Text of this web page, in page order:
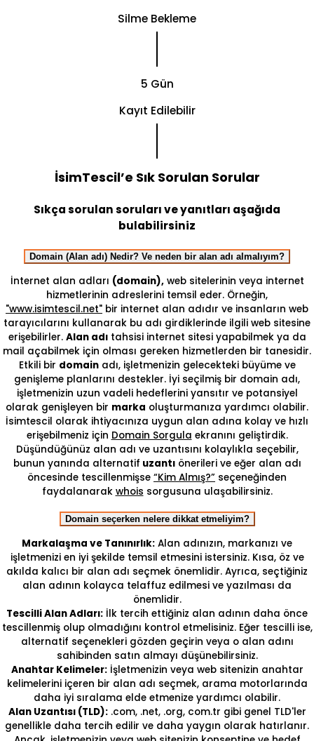
Silme Bekleme
5 Gün
Kayıt Edilebilir
İsimTescil’e Sık Sorulan Sorular
Sıkça sorulan soruları ve yanıtları aşağıda
bulabilirsiniz
Domain (Alan adı) Nedir? Ve neden bir alan adı almalıyım?
İnternet alan adları (domain),web sitelerinin veya internet
hizmetlerinin adreslerini temsil eder. Örneğin,
"www.isimtescil.net" bir internet alan adıdır ve insanların web
tarayıcılarını kullanarak bu adı girdiklerinde ilgili web sitesine
erişebilirler. Alan adıtahsisi internet sitesi yapabilmek ya da
mail açabilmek için olması gereken hizmetlerden bir tanesidir.
Etkili bir domainadı, işletmenizin gelecekteki büyüme ve
genişleme planlarını destekler. İyi seçilmiş bir domain adı,
işletmenizin uzun vadeli hedeflerini yansıtır ve potansiyel
olarak genişleyen bir marka oluşturmanıza yardımcı olabilir.
İsimtescil olarak ihtiyacınıza uygun alan adına kolay ve hızlı
erişebilmeniz için Domain Sorgula ekranını geliştirdik.
Düşündüğünüz alan adı ve uzantısını kolaylıkla seçebilir,
bunun yanında alternatif uzantıönerileri ve eğer alan adı
öncesinde tescillenmişse “Kim Almış?” seçeneğinden
faydalanarak whois sorgusuna ulaşabilirsiniz.
Domain seçerken nelere dikkat etmeliyim?
Markalaşma ve Tanınırlık: Alan adınızın, markanızı ve
işletmenizi en iyi şekilde temsil etmesini istersiniz. Kısa, öz ve
akılda kalıcı bir alan adı seçmek önemlidir. Ayrıca, seçtiğiniz
alan adının kolayca telaffuz edilmesi ve yazılması da
önemlidir.
Tescilli Alan Adları: İlk tercih ettiğiniz alan adının daha önce
tescillenmiş olup olmadığını kontrol etmelisiniz. Eğer tescilli ise,
alternatif seçenekleri gözden geçirin veya o alan adını
sahibinden satın almayı düşünebilirsiniz.
Anahtar Kelimeler:İşletmenizin veya web sitenizin anahtar
kelimelerini içeren bir alan adı seçmek, arama motorlarında
daha iyi sıralama elde etmenize yardımcı olabilir.
Alan Uzantısı (TLD):.com, .net, .org, com.tr gibi genel TLD'ler
genellikle daha tercih edilir ve daha yaygın olarak hatırlanır.